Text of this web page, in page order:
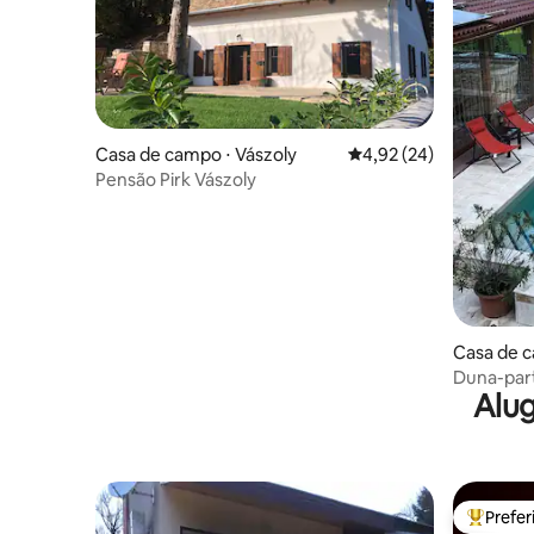
Casa de campo ⋅ Vászoly 4,92 de uma
4,92 (24)
Pensão Pirk Vászoly
Casa de
Duna-
Entre